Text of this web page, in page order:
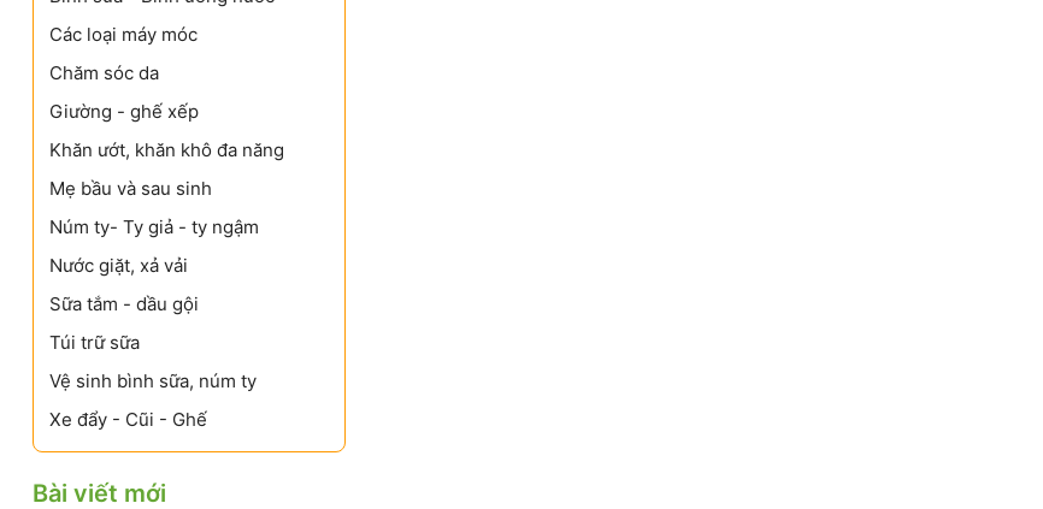
Các loại máy móc
Chăm sóc da
Giường - ghế xếp
Khăn ướt, khăn khô đa năng
Mẹ bầu và sau sinh
Núm ty- Ty giả - ty ngậm
Nước giặt, xả vải
Sữa tắm - dầu gội
Túi trữ sữa
Vệ sinh bình sữa, núm ty
Xe đẩy - Cũi - Ghế
Bài viết mới